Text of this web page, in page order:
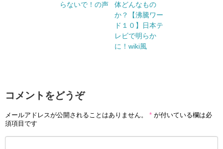
らないで！の声
体どんなもの
か？【沸騰ワー
ド１０】日本テ
レビで明らか
に！wiki風
コメントをどうぞ
メールアドレスが公開されることはありません。 * が付いている欄は必
須項目です